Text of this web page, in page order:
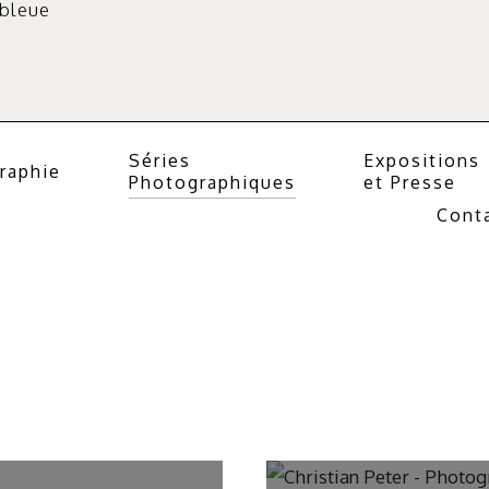
Séries
Photographiques
Expositions
et Presse